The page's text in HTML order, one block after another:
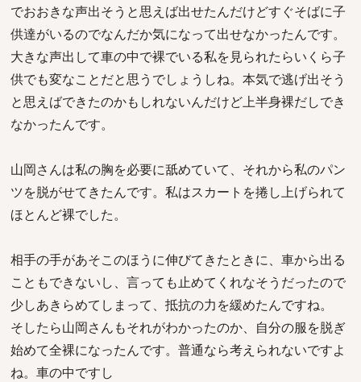
でおおきな声出そうと思えば出せたんだけどすぐそばに子
供達がいるのでなんだか気になって出せなかったんです。
大きな声出して車の中で裸でいる私を見られたらいくら子
供でも変なことだと思うでしょうしね。本気で逃げ出そう
と思えばできたのかもしれないんだけど上半身裸だしでき
なかったんです。
山岡さんは私の胸を必要に舐めていて、それから私のパン
ツを脱がせてきたんです。私はスカートを捲し上げられて
ほとんど裸でした。
相手の手があそこのほうに伸びてきたときに、車から出る
こともできないし、言っても止めてくれなそうだったので
少しあきらめてしまって、抵抗の力を緩めたんですね。
そしたら山岡さんもそれがわかったのか、自分の服を脱ぎ
始めて全裸になったんです。普通なら考えられないですよ
ね。車の中ですし